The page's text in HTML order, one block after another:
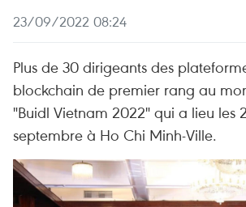
23/09/2022 08:24
Plus de 30 dirigeants des
blockchain de premier rang au
"Buidl Vietnam 2022" qui a lieu les
septembre à Ho Chi Minh-Ville.